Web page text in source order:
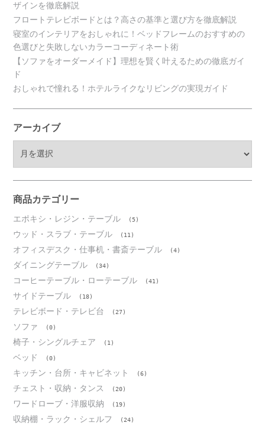
ザインを徹底解説
フロートテレビボードとは？高さの基準と選び方を徹底解説
寝室のインテリアをおしゃれに！ベッドフレームのおすすめの
色選びと失敗しないカラーコーディネート術
【ソファをオーダーメイド】理想を賢く叶えるための徹底ガイ
ド
おしゃれで憧れる！ホテルライクなリビングの実現ガイド
アーカイブ
ブ
商品カテゴリー
エポキシ・レジン・テーブル (5)
ウッド・スラブ・テーブル (11)
オフィスデスク・仕事机・書斎テーブル (4)
ダイニングテーブル (34)
コーヒーテーブル・ローテーブル (41)
サイドテーブル (18)
テレビボード・テレビ台 (27)
ソファ (0)
椅子・シングルチェア (1)
ベッド (0)
キッチン・台所・キャビネット (6)
チェスト・収納・タンス (20)
ワードローブ・洋服収納 (19)
収納棚・ラック・シェルフ (24)